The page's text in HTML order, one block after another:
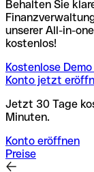
Behalten Sie
unserer All-in-
kostenlos!
Kostenlose
Konto jetzt
Jetzt 30 Tage
Minuten.
Konto eröffnen
Preise